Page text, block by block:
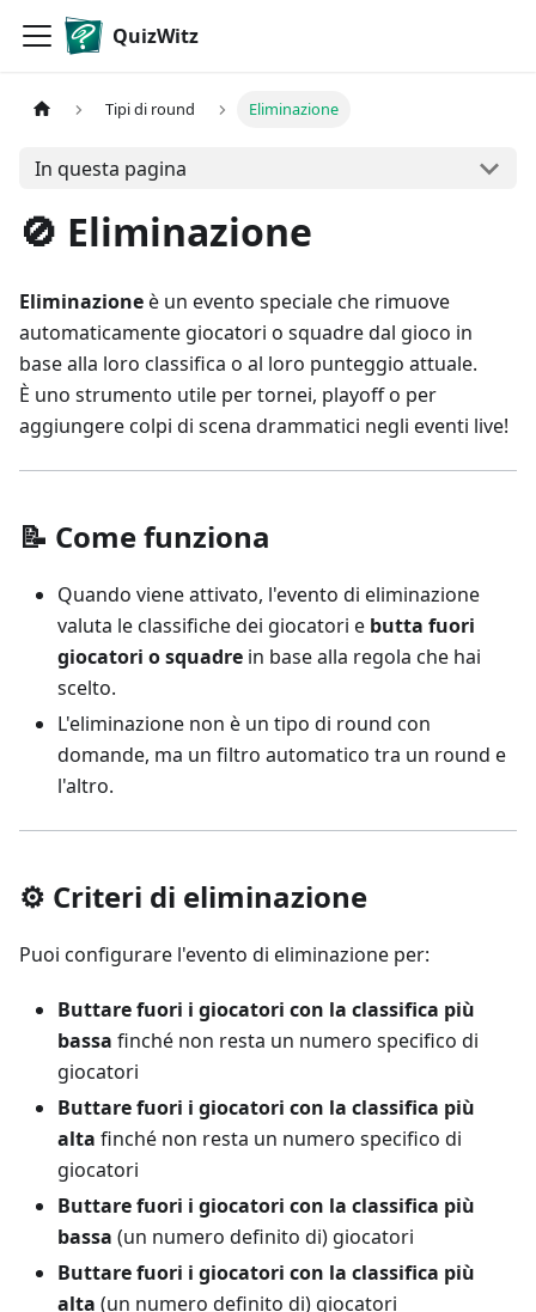
QuizWitz
Tipi di round Eliminazione
In questa pagina
🚫 Eliminazione
Eliminazioneè un evento speciale che rimuove
automaticamente giocatori o squadre dal gioco in
base alla loro classifica o al loro punteggio attuale.
È uno strumento utile per tornei, playoff o per
aggiungere colpi di scena drammatici negli eventi live!
📝 Come funziona
Quando viene attivato, l'evento di eliminazione
valuta le classifiche dei giocatori e butta fuori
giocatori o squadre in base alla regola che hai
scelto.
L'eliminazione non è un tipo di round con
domande, ma un filtro automatico tra un round e
l'altro.
⚙️ Criteri di eliminazione
Puoi configurare l'evento di eliminazione per:
Buttare fuori i giocatori con la classifica più
bassa finché non resta un numero specifico di
giocatori
Buttare fuori i giocatori con la classifica più
alta finché non resta un numero specifico di
giocatori
Buttare fuori i giocatori con la classifica più
bassa (un numero definito di) giocatori
Buttare fuori i giocatori con la classifica più
alta (un numero definito di) giocatori